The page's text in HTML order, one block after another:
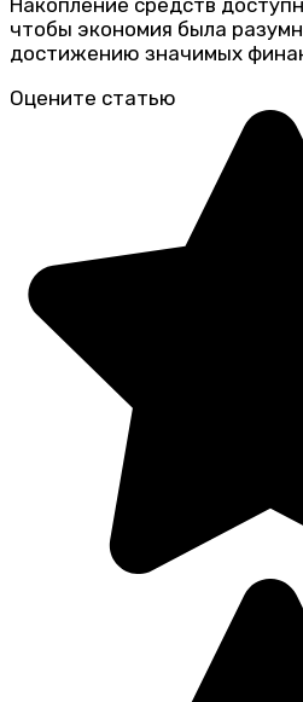
Накопление средств
чтобы экономия была
достижению значимых
Оцените статью